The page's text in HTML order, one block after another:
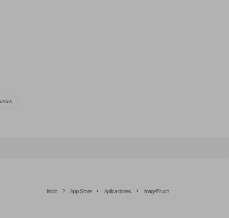
Inicio App Store Aplicaciones ImageTouch